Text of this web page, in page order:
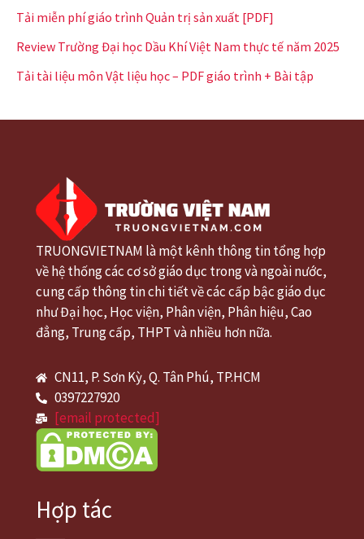
Tải miễn phí giáo trình Quản trị sản xuất [PDF]
Review Trường Đại học Dầu Khí Việt Nam thực tế năm 2025
Tải tài liệu môn Vật liệu học – PDF giáo trình + Bài tập
TRUONGVIETNAM là một kênh thông tin tổng hợp
về hệ thống các cơ sở giáo dục trong và ngoài nước,
cung cấp thông tin chi tiết về các cấp bậc giáo dục
như Đại học, Học viện, Phân viện, Phân hiệu, Cao
đẳng, Trung cấp, THPT và nhiều hơn nữa.
CN11, P. Sơn Kỳ, Q. Tân Phú, TP.HCM
0397227920
[email protected]
Hợp tác